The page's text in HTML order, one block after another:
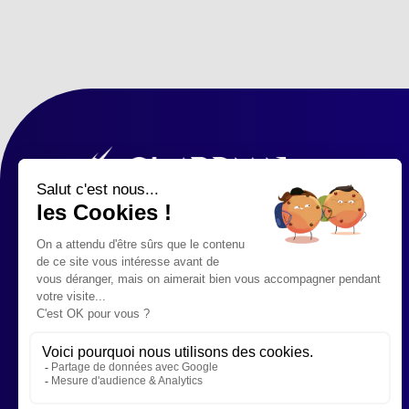
176, RUE PASCAL À LUDRES -
NANCY
nouveautés & actus !